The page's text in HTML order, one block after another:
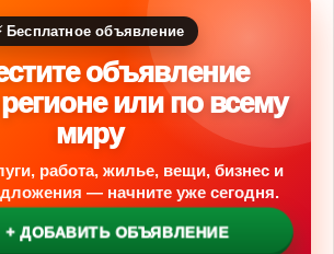
Бесплатное объявление
объявление
или по всему
миру
работа, жилье, вещи, бизнес и
— начните уже сегодня.
+ ДОБАВИТЬ ОБЪЯВЛЕНИЕ